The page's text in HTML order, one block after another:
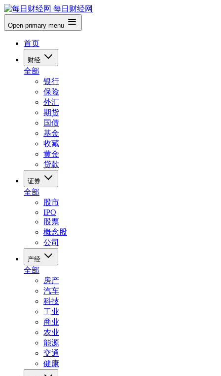
每日财经网
Open primary menu
首页
财经
全部
银行
保险
外汇
期货
国债
基金
收藏
黄金
贷款
证券
全部
股市
IPO
股票
概念股
公司
产经
全部
房产
汽车
科技
工业
商业
农业
能源
交通
健康